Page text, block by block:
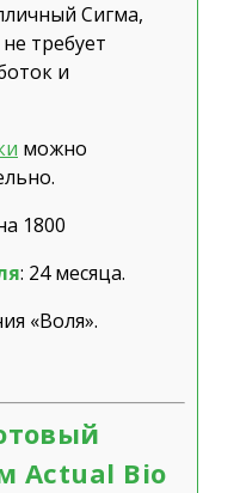
Сигма,
требует
и
можно
1800
: 24 месяца.
«Воля».
Actual Bio